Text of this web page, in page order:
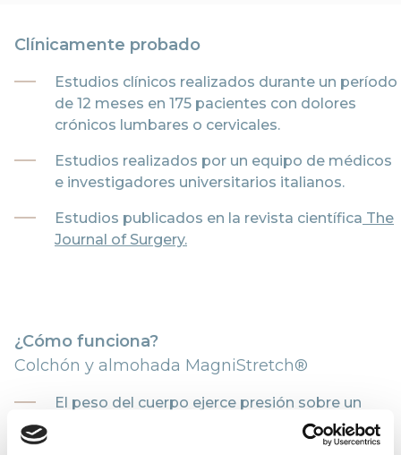
Clínicamente probado
Estudios clínicos realizados durante un período
de 12 meses en 175 pacientes con dolores
crónicos lumbares o cervicales.
Estudios realizados por un equipo de médicos
e investigadores universitarios italianos.
Estudios publicados en la revista científica The
Journal of Surgery.
¿Cómo funciona?
Colchón y almohada MagniStretch®
El peso del cuerpo ejerce presión sobre un